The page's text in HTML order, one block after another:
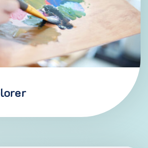
socioprofessionnels permettent
des forces et l’identification des
personne en vue de développer et
un projet de vie significatif.